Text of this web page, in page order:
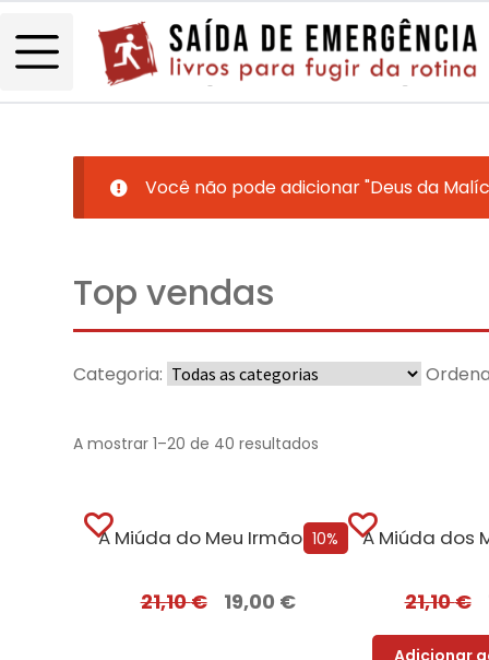
Você não pode adicionar "Deus da
Top vendas
Categoria:
A mostrar 1–20 de 40 resultados
10%
A Miúda do Meu Irmão – Edição com EDGES
21,10€ 19,00 € 21,10€